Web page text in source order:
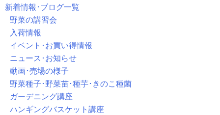
新着情報･ブログ一覧
野菜の講習会
入荷情報
イベント･お買い得情報
ニュース･お知らせ
動画･売場の様子
野菜種子･野菜苗･種芋･きのこ種菌
ガーデニング講座
ハンギングバスケット講座